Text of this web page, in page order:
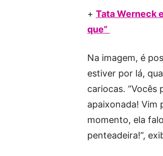
+ Tata Werneck
que”
Na imagem, é
estiver por lá,
cariocas.
apaixonada! Vim
momento, ela
penteadeira!”,